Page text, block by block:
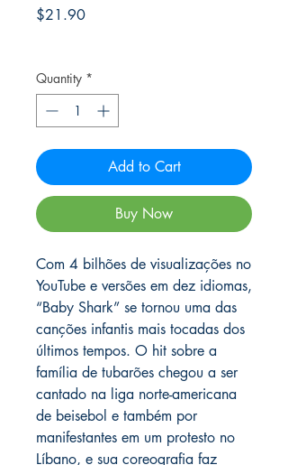
$21.90Price
Quantity *
Add to Cart
Buy Now
Com 4 bilhões de visualizações no
YouTube e versões em dez idiomas,
“Baby Shark” se tornou uma das
canções infantis mais tocadas dos
últimos tempos. O hit sobre a
família de tubarões chegou a ser
cantado na liga norte-americana
de beisebol e também por
manifestantes em um protesto no
Líbano, e sua coreografia faz